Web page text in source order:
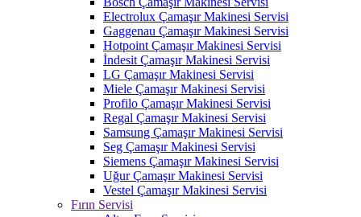
Electrolux Çamaşır Makinesi Servisi
Gaggenau Çamaşır Makinesi Servisi
Hotpoint Çamaşır Makinesi Servisi
İndesit Çamaşır Makinesi Servisi
LG Çamaşır Makinesi Servisi
Miele Çamaşır Makinesi Servisi
Profilo Çamaşır Makinesi Servisi
Regal Çamaşır Makinesi Servisi
Samsung Çamaşır Makinesi Servisi
Seg Çamaşır Makinesi Servisi
Siemens Çamaşır Makinesi Servisi
Uğur Çamaşır Makinesi Servisi
Vestel Çamaşır Makinesi Servisi
Fırın Servisi